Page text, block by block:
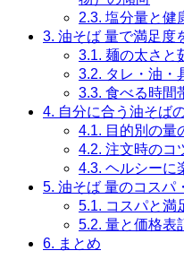
2.3. 塩分量と健
3. 油そば 量で満足度
3.1. 麺の太さと
3.2. タレ・油・
3.3. 食べる時間
4. 自分に合う油そば
4.1. 目的別の量
4.2. 注文時のコ
4.3. ヘルシーに
5. 油そば 量のコスパ
5.1. コスパと満
5.2. 量と価格表
6. まとめ